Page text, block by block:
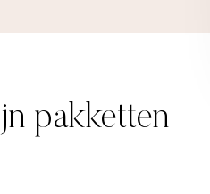
pakketten